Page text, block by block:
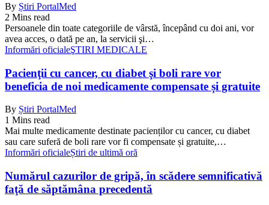
By Știri PortalMed
2 Mins read
Persoanele din toate categoriile de vârstă, începând cu doi ani, vor
avea acces, o dată pe an, la servicii şi…
Informări oficialeŞTIRI MEDICALE
Pacienţii cu cancer, cu diabet şi boli rare vor
beneficia de noi medicamente compensate și gratuite
By Știri PortalMed
1 Mins read
Mai multe medicamente destinate pacienților cu cancer, cu diabet
sau care suferă de boli rare vor fi compensate și gratuite,…
Informări oficialeȘtiri de ultimă oră
Numărul cazurilor de gripă, în scădere semnificativă
faţă de săptămâna precedentă